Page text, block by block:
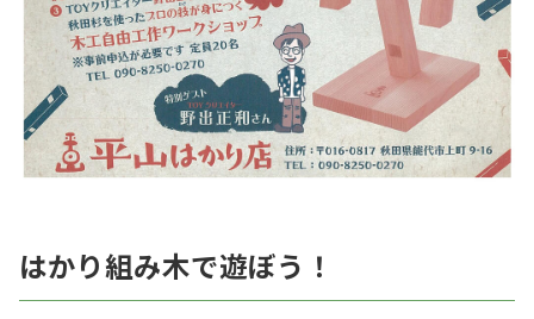
はかり組み木で遊ぼう！